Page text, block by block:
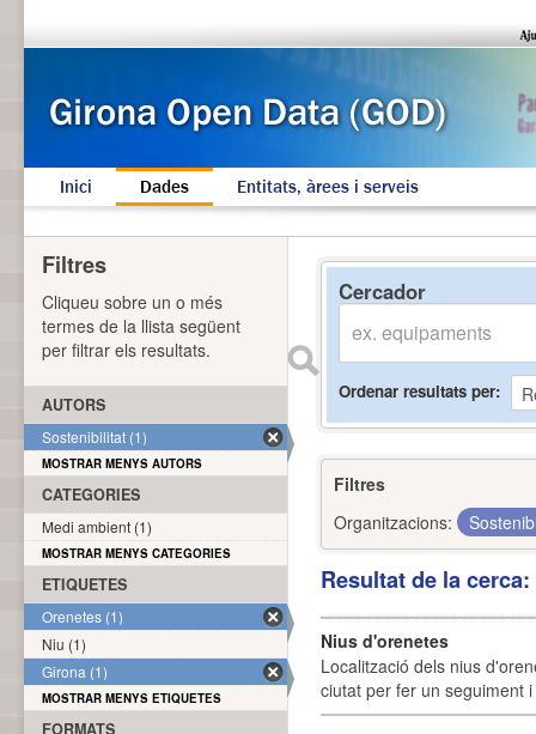
Inici Dades Entitats, àrees i serveis
Cercador
Ordenar resultats per
Filtres
Organitzacions:
Resultat de la
Nius d'orenetes
Localització dels nius
ciutat per fer un seguiment
Filtres
Cliqueu sobre un o més
termes de la llista següent
per filtrar els resultats.
AUTORS
Sostenibilitat (1)
MOSTRAR MENYS AUTORS
CATEGORIES
Medi ambient (1)
MOSTRAR MENYS CATEGORIES
ETIQUETES
Orenetes (1)
Niu (1)
Girona (1)
MOSTRAR MENYS ETIQUETES
FORMATS